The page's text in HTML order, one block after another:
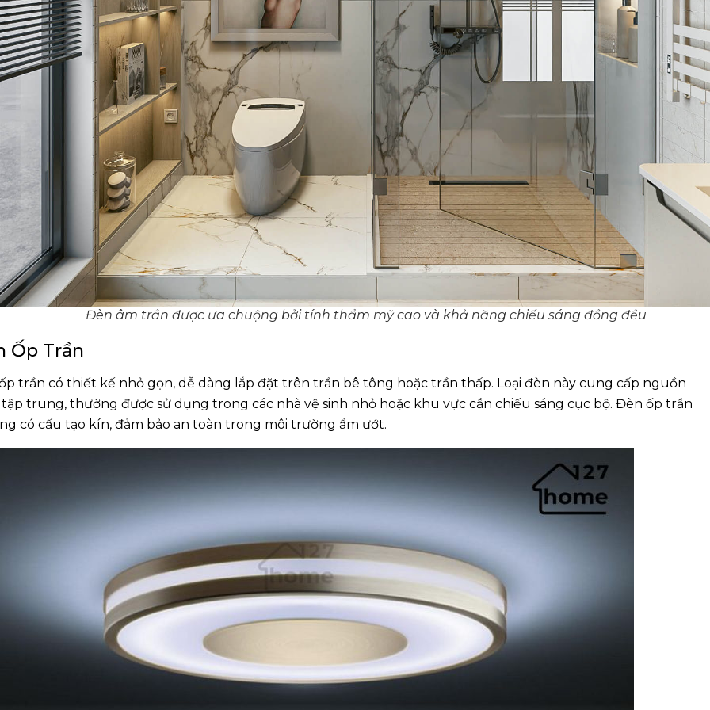
Đèn âm trần được ưa chuộng bởi tính thẩm mỹ cao và khả năng chiếu sáng đồng đều
Ốp Trần
trần có thiết kế nhỏ gọn, dễ dàng lắp đặt trên trần bê tông hoặc trần thấp. Loại đèn này cung cấp nguồn
tập trung, thường được sử dụng trong các nhà vệ sinh nhỏ hoặc khu vực cần chiếu sáng cục bộ. Đèn ốp trần
có cấu tạo kín, đảm bảo an toàn trong môi trường ẩm ướt.